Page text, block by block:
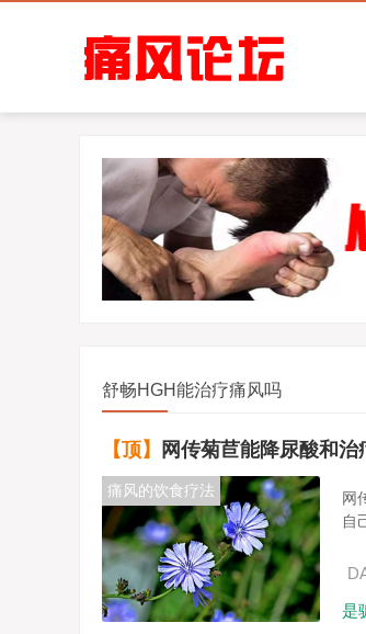
舒畅HGH能治疗痛风吗
【顶】 网传菊苣能降尿酸和
痛风的饮食疗法
网
自
是